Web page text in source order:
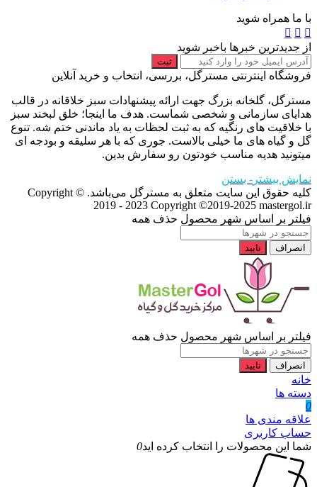
با ما همراه شوید
از جدیدترین خبرها باخبر شوید
ثبت
فروشگاه اینترنتی مسترگل، بررسی، انتخاب و خرید آنلاین
مسترگل، گلخانه بزرگ جهت ارائه پیشنهادات سبز خلاقانه در قالب
هدایای سازمانی و شخصی شماست. هدف ما اینجا؛ خلق لبخند سبز
با خلاقیت های رنگیه که به ثبت لحظات به یاد ماندنی ختم شه. تنوع
گل و گیاه های ما خیلی بالاست. جوری که با هر سلیقه و بودجه ای
میتونید هدیه مناسب خودتون رو سفارش بدین.
نمایش بیشتر - بستن
کلیه حقوق این سایت متعلق به مسترگل می‌باشد. Copyright ©
2019 - 2023 Copyright ©2019-2025 mastergol.ir
فیلتر بر اساس شهر محصول حذف همه
انصراف تایید
فیلتر بر اساس شهر محصول حذف همه
انصراف تایید
خانه
دسته ها
0
علاقه مندی ها
حساب کاربری
شما این محصولات را انتخاب کرده اید0